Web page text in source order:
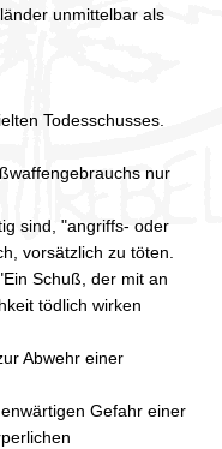
unmittelbar als
Todesschusses.
nur
sind, "angriffs- oder
vorsätzlich zu töten.
Schuß, der mit an
tödlich wirken
Abwehr einer
Gefahr einer